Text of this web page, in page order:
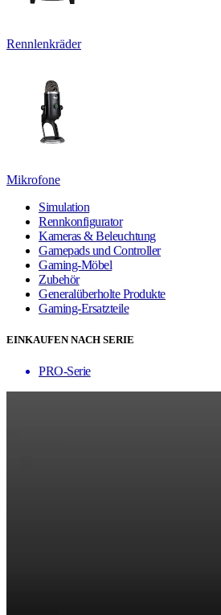
Rennlenkräder
Mikrofone
Simulation
Rennkonfigurator
Kameras & Beleuchtung
Gamepads und Controller
Gaming-Möbel
Zubehör
Generalüberholte Produkte
Gaming-Ersatzteile
EINKAUFEN NACH SERIE
PRO-Serie